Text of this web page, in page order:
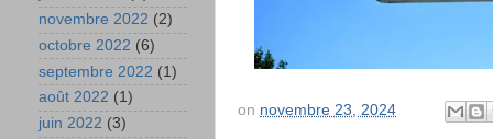
on novembre 23, 2024
novembre 2022 (2)
octobre 2022 (6)
septembre 2022 (1)
août 2022 (1)
juin 2022 (3)